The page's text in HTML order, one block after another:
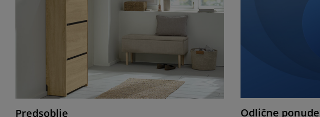
Predsoblje Odlične ponude